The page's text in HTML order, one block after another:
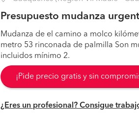
Presupuesto mudanza
Mudanza de el camino a molco
metro 53 rinconada de palmilla Son
incluidos mínimo 2.
¡Pide precio gratis y sin
¿Eres un profesional? Consigue